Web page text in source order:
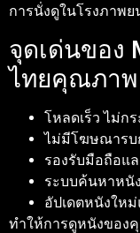
การนั่งดูในโรงภาพย
จุดเด่นของ
ไทยคุณภาพ
โหลดเร็ว ไม่ก
ไม่มีโฆษณารบ
รองรับมือถือแ
ระบบค้นหาหนั
อัปเดตหนังให
ทำให้การดูหนังของ